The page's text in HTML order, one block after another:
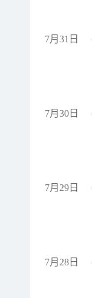
7月31日
7月30日
7月29日
7月28日